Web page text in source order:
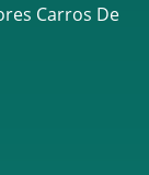
Carros De